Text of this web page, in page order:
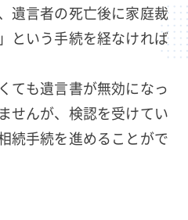
遺言者の死亡後に家庭裁
という手続を経なければ
ても遺言書が無効になっ
せんが、検認を受けてい
続手続を進めることがで